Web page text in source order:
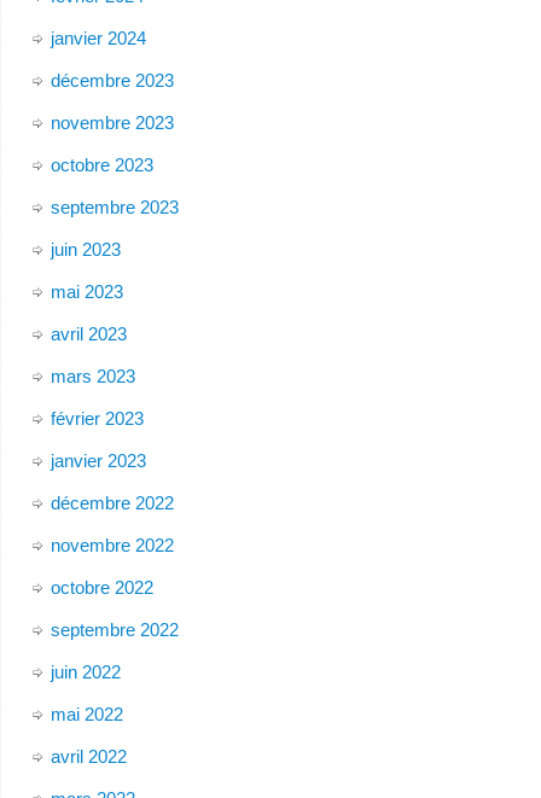
janvier 2024
décembre 2023
novembre 2023
octobre 2023
septembre 2023
juin 2023
mai 2023
avril 2023
mars 2023
février 2023
janvier 2023
décembre 2022
novembre 2022
octobre 2022
septembre 2022
juin 2022
mai 2022
avril 2022